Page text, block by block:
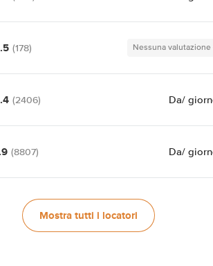
(178) Nessuna
(2406) Da/
(8807) Da/
Mostra tutti i locatori